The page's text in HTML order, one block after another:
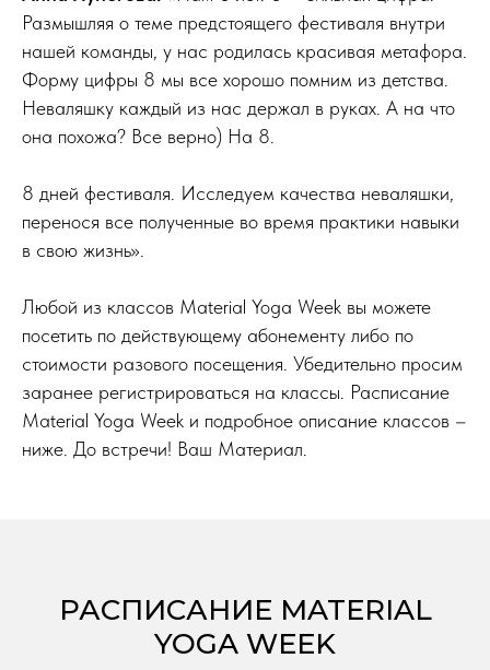
Размышляя о теме предстоящего фестиваля внутри
нашей команды, у нас родилась красивая метафора.
Форму цифры 8 мы все хорошо помним из детства.
Неваляшку каждый из нас держал в руках. А на что
она похожа? Все верно) На 8.
8 дней фестиваля. Исследуем качества неваляшки,
перенося все полученные во время практики навыки
в свою жизнь».
Любой из классов Material Yoga Week вы можете
посетить по действующему абонементу либо по
стоимости разового посещения. Убедительно просим
заранее регистрироваться на классы. Расписание
Material Yoga Week и подробное описание классов –
ниже. До встречи! Ваш Материал.
РАСПИСАНИЕ MATERIAL
YOGA WEEK